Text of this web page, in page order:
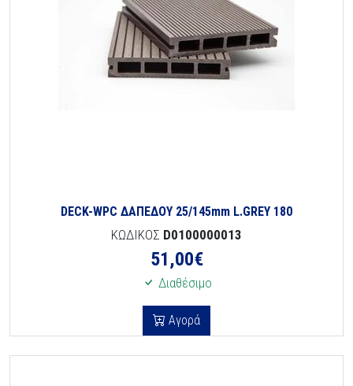
DECK-WPC ΔΑΠΕΔΟΥ 25/145mm L.GREY 180
ΚΩΔΙΚΟΣ D0100000013
51,00€
Διαθέσιμο
Αγορά